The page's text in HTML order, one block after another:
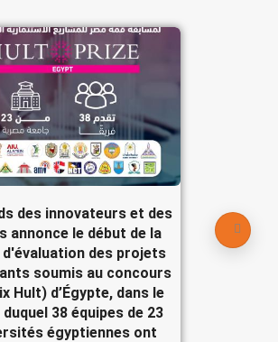
des innovateurs et des
annonce le début de la
d'évaluation des projets
soumis au concours
Hult) d’Égypte, dans le
38 équipes de 23
égyptiennes ont